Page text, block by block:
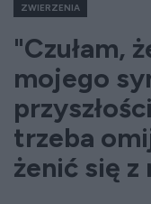
ZWIERZENIA
"Czułam,
mojego
trzeba
żenić się z